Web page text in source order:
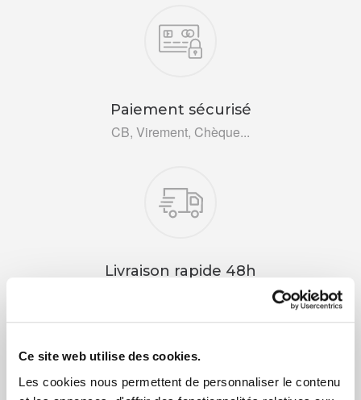
Ce site web utilise des cookies.
Les cookies nous permettent de personnaliser le contenu
Paiement sécurisé
CB, Virement, Chèque...
Livraison rapide 48h